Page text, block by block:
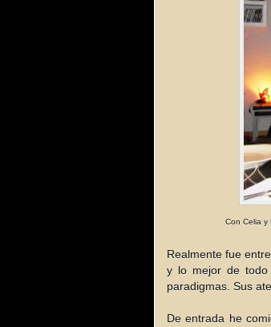
Con Celia y Enric.
Realmente fue
y lo mejor de
paradigmas. Sus
De entrada he